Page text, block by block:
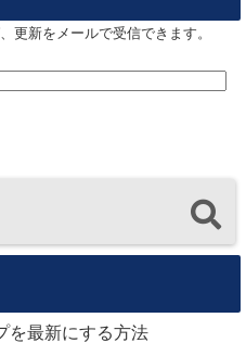
更新をメールで受信できます。
を最新にする方法